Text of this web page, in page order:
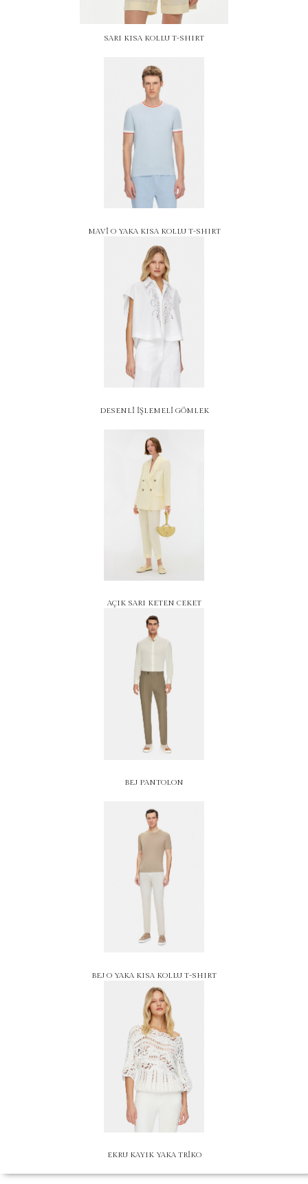
SARI KISA KOLLU T-SHIRT
MAVİ O YAKA KISA KOLLU T-SHIRT
DESENLİ İŞLEMELİ GÖMLEK
AÇIK SARI KETEN CEKET
BEJ PANTOLON
BEJ O YAKA KISA KOLLU T-SHIRT
EKRU KAYIK YAKA TRİKO